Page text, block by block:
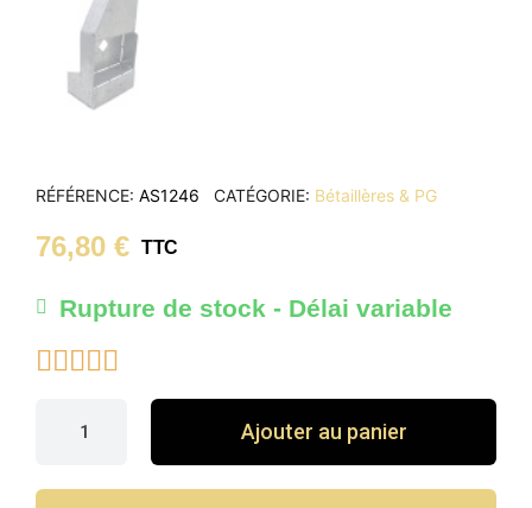
RÉFÉRENCE AS1246 CATÉGORIE Bétaillères & PG
76,80 € TTC
Rupture de stock - Délai variable

Ajouter au panier